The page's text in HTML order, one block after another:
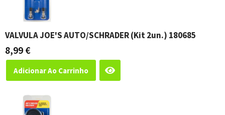
VALVULA JOE'S AUTO/SCHRADER (Kit 2un.) 180685
8,99 €
Adicionar Ao Carrinho